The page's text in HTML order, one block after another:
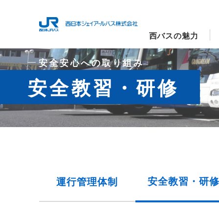
西バスの魅力
安全安心への取り組み
安全教習・研修
運行管理体制 安全教習・研